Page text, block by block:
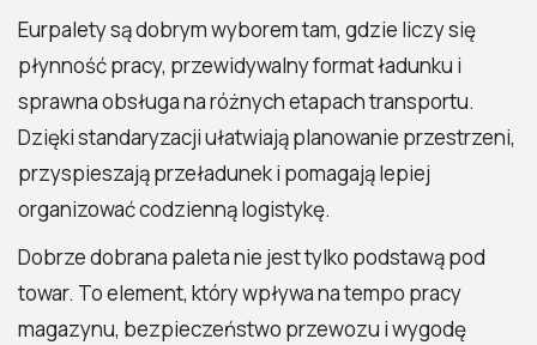
Eurpalety są dobrym wyborem tam, gdzie liczy się
płynność pracy, przewidywalny format ładunku i
sprawna obsługa na różnych etapach transportu.
Dzięki standaryzacji ułatwiają planowanie przestrzeni,
przyspieszają przeładunek i pomagają lepiej
organizować codzienną logistykę.
Dobrze dobrana paleta nie jest tylko podstawą pod
towar. To element, który wpływa na tempo pracy
magazynu, bezpieczeństwo przewozu i wygodę